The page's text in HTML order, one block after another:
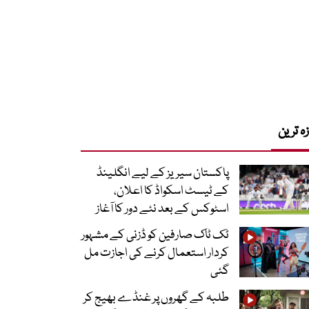
ترین
پاکستان سیریز کے لیے انگلینڈ
کے ٹیسٹ اسکواڈ کا اعلان،
اسٹوکس کے بعد نئے دور کا آغاز
ٹک ٹاک صارفین کو ڈزنی کے مشہور
کردار استعمال کرنے کی اجازت مل
گئی
طلبہ کے گھروں پر غنڈے بھیج کر